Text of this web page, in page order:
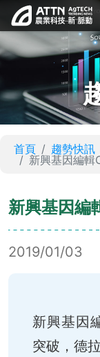
首頁 趨勢快訊
新興基因編輯
新興基因編
2019/01/03
新興基因
突破，德